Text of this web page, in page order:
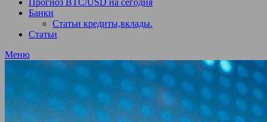
Прогноз BTC/USD на сегодня
Банки
Статьи кредиты,вклады.
Статьи
Меню